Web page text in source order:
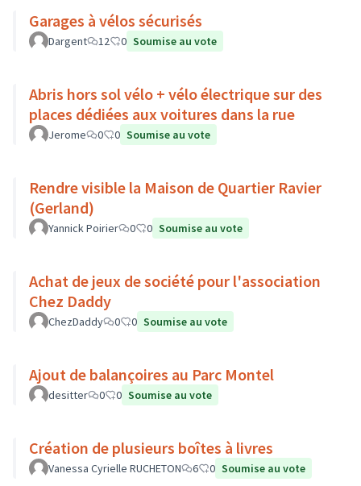
Garages à vélos sécurisés
Dargent 12 0 Soumise au vote
Abris hors sol vélo + vélo électrique sur des
places dédiées aux voitures dans la rue
Jerome 0 0 Soumise au vote
Rendre visible la Maison de Quartier Ravier
(Gerland)
Yannick Poirier 0 0 Soumise au vote
Achat de jeux de société pour l'association
Chez Daddy
ChezDaddy 0 0 Soumise au vote
Ajout de balançoires au Parc Montel
desitter 0 0 Soumise au vote
Création de plusieurs boîtes à livres
Vanessa Cyrielle RUCHETON 6 0 Soumise au vote